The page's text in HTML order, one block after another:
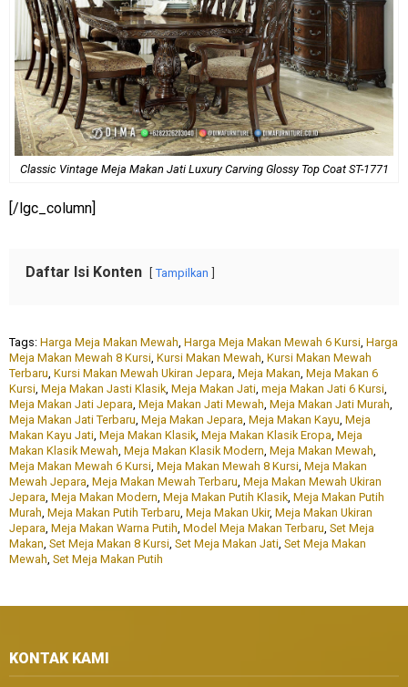
Classic Vintage Meja Makan Jati Luxury Carving Glossy Top Coat ST-1771
[/lgc_column]
Daftar Isi Konten Tampilkan
Tags: Harga Meja Makan Mewah, Harga Meja Makan Mewah 6 Kursi, Harga
Meja Makan Mewah 8 Kursi, Kursi Makan Mewah, Kursi Makan Mewah
Terbaru, Kursi Makan Mewah Ukiran Jepara, Meja Makan, Meja Makan 6
Kursi, Meja Makan Jasti Klasik, Meja Makan Jati, meja Makan Jati 6 Kursi,
Meja Makan Jati Jepara, Meja Makan Jati Mewah, Meja Makan Jati Murah,
Meja Makan Jati Terbaru, Meja Makan Jepara, Meja Makan Kayu, Meja
Makan Kayu Jati, Meja Makan Klasik, Meja Makan Klasik Eropa, Meja
Makan Klasik Mewah, Meja Makan Klasik Modern, Meja Makan Mewah,
Meja Makan Mewah 6 Kursi, Meja Makan Mewah 8 Kursi, Meja Makan
Mewah Jepara, Meja Makan Mewah Terbaru, Meja Makan Mewah Ukiran
Jepara, Meja Makan Modern, Meja Makan Putih Klasik, Meja Makan Putih
Murah, Meja Makan Putih Terbaru, Meja Makan Ukir, Meja Makan Ukiran
Jepara, Meja Makan Warna Putih, Model Meja Makan Terbaru, Set Meja
Makan, Set Meja Makan 8 Kursi, Set Meja Makan Jati, Set Meja Makan
Mewah, Set Meja Makan Putih
KONTAK KAMI